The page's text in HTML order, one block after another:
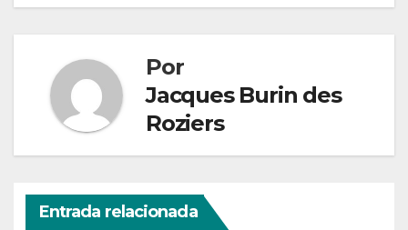
Por
Jacques Burin des
Roziers
Entrada relacionada